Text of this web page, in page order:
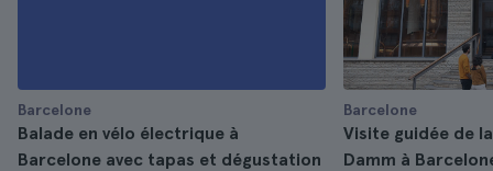
Barcelone
Balade en vélo électrique à
Barcelone avec tapas et dégustation
Barcelone
Visite guidée de
Damm à